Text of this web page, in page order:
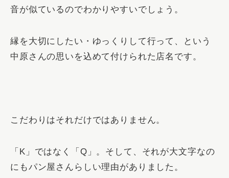
音が似ているのでわかりやすいでしょう。
縁を大切にしたい・ゆっくりして行って、という
中原さんの思いを込めて付けられた店名です。
こだわりはそれだけではありません。
「K」ではなく「Q」。そして、それが大文字なの
にもパン屋さんらしい理由がありました。